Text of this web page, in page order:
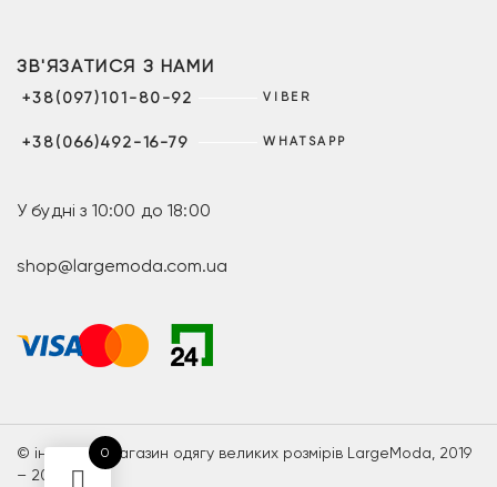
ЗВ'ЯЗАТИСЯ З НАМИ
+38(097)101-80-92 VIBER
+38(066)492-16-79 WHATSAPP
У будні з 10:00 до 18:00
shop@largemoda.com.ua
© інтернет-магазин одягу великих розмірів LargeModa, 2019
– 2026
0